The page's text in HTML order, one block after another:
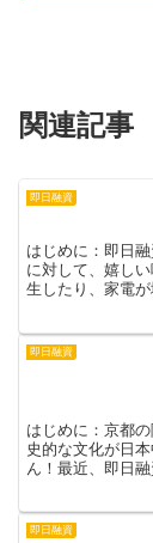
関連記事
即日融資
はじめに：即日
に対して、嬉し
生したり、家電
即日融資
はじめに：京都
史的な文化が日
ん！最近、即日
即日融資